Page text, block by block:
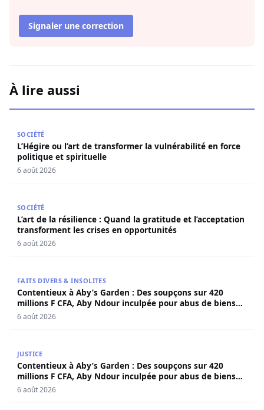
Signaler une correction
À lire aussi
SOCIÉTÉ
L’Hégire ou l’art de transformer la vulnérabilité en force
politique et spirituelle
6 août 2026
SOCIÉTÉ
L’art de la résilience : Quand la gratitude et l’acceptation
transforment les crises en opportunités
6 août 2026
FAITS DIVERS & INSOLITES
Contentieux à Aby’s Garden : Des soupçons sur 420
millions F CFA, Aby Ndour inculpée pour abus de biens
sociaux
6 août 2026
JUSTICE
Contentieux à Aby’s Garden : Des soupçons sur 420
millions F CFA, Aby Ndour inculpée pour abus de biens
sociaux
6 août 2026